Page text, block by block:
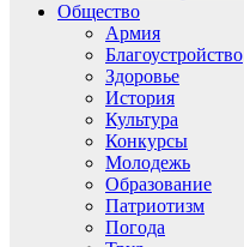
Общество
Армия
Благоустройство
Здоровье
История
Культура
Конкурсы
Молодежь
Образование
Патриотизм
Погода